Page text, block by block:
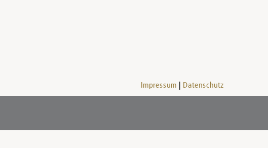
Impressum Datenschutz